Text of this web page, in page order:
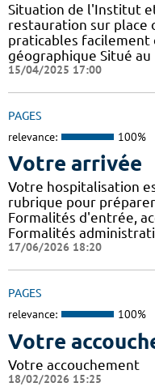
Situation de l'Institut
restauration sur place
praticables facilement
géographique Situé au
15/04/2025 17:00
PAGES
relevance: 100%
Votre arrivée
Votre hospitalisation
rubrique pour
Formalités d'entrée,
Formalités
17/06/2026 18:20
PAGES
relevance: 100%
Votre
Votre accouchement
18/02/2026 15:25